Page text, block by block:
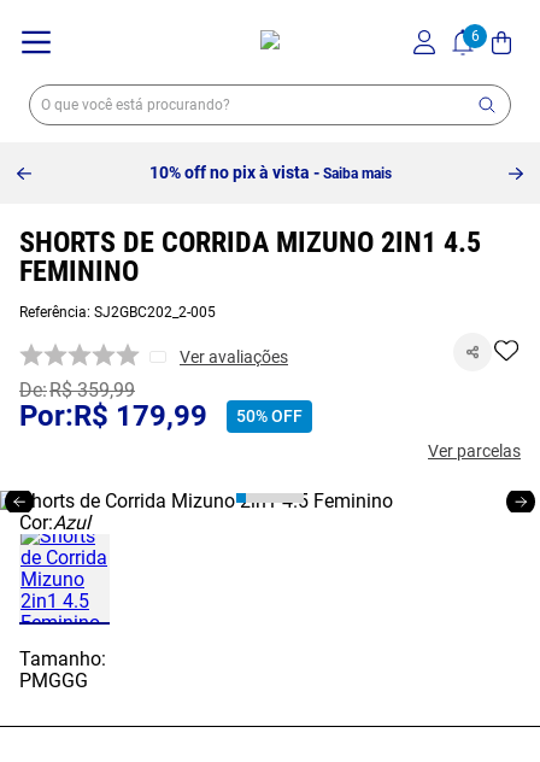
10% off no pix à vista - Saiba mais
SHORTS DE CORRIDA MIZUNO 2IN1 4.5
FEMININO
Referência: SJ2GBC202_2-005
Ver avaliações
R$ 359,99
R$ 179,99 50%OFF
Ver parcelas
Cor:Azul
Tamanho:
PMGGG